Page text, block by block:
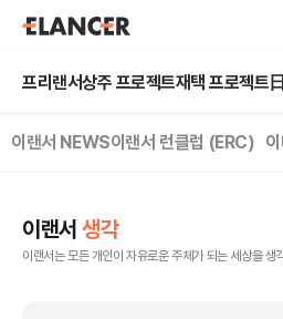
프리랜서상주 프로젝트재택 프로젝트
이랜서 NEWS이랜서 런클럽 (ERC)
이랜서생각
이랜서는 모든 개인이 자유로운 주체가 되는 세상을 생